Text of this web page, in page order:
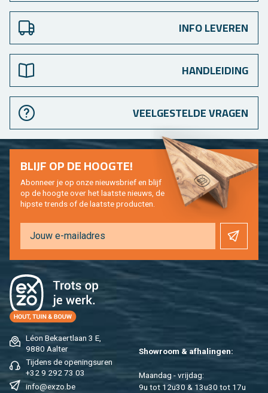
INFO LEVEREN
HANDLEIDING
VEELGESTELDE VRAGEN
Léon Be­kaert­laan 3 E,
9880 Aal­ter
Tij­dens de ope­nings­uren
+32 9 292 73 03
info@​exzo.​be
Show­room & af­ha­lin­gen:
Maan­dag - vrij­dag:
9u tot 12u30 & 13u30 tot 17u
BLIJF OP DE HOOG­TE!
Abon­neer je op onze nieuws­brief en blijf
op de hoog­te over het laat­ste nieuws, de
hip­s­te trends of de laat­ste pro­duc­ten.